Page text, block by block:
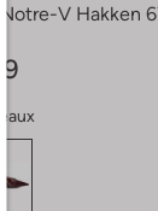
V Hakken